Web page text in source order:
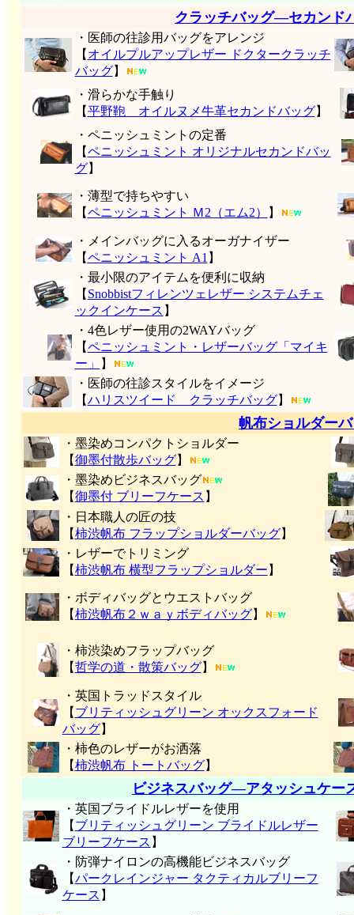
クラッチバッグ―セカンド
・医師の往診用バッグをアレンジ
【 オイルプルアップレザー ドクタークラッチ
バッグ】
・滑らかな手触り
【平野鞄 オイルヌメ牛革セカンドバッグ】
・ペニッシュミントの定番
【ペニッシュミント オリジナルセカンドバッ
グ】
・薄型で持ちやすい
【ペニッシュミント Ｍ2（エム2） 】
・メインバッグに入るオーガナイザー
【ペニッシュミント A1 】
・最小限のアイテムを便利に収納
【 Snobbistフィレンツェレザー システムチェ
ックインケース 】
・4色レザー使用の2WAYバッグ
【ペニッシュミント・レザーバッグ「マイキ
ー」
】
・医師の往診スタイルをイメージ
【ハリスツイード クラッチバッグ】
帆布ショルダー
・墨染めコンパクトショルダー
【御墨付散歩バッグ】
・墨染めビジネスバッグ
【御墨付 ブリーフケース 】
・日本職人の匠の技
【柿渋帆布 フラップショルダーバッグ】
・レザーでトリミング
【柿渋帆布 横型フラップショルダー 】
・ボディバッグとウエストバッグ
【柿渋帆布２ｗａｙボディバッグ】
・柿渋染めフラップバッグ
【哲学の道・散策バッグ】
・英国トラッドスタイル
【 ブリティッシュグリーン オックスフォード
バッグ】
・柿色のレザーがお洒落
【柿渋帆布 トートバッグ】
ビジネスバッグ―アタッシュケー
・英国ブライドルレザーを使用
【 ブリティッシュグリーン ブライドルレザー
ブリーフケース 】
・防弾ナイロンの高機能ビジネスバッグ
【パークレインジャー タクティカルブリーフ
ケース 】